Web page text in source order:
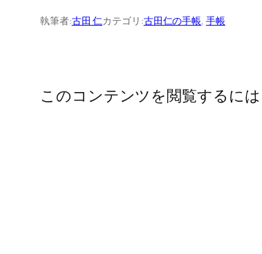
執筆者:古田 仁カテゴリ:古田仁の手帳, 手帳
このコンテンツを閲覧するに